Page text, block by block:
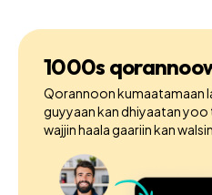
1000s
Qorannoon kumaatamaan
guyyaan kan dhiyaatan
wajjin haala gaariin kan